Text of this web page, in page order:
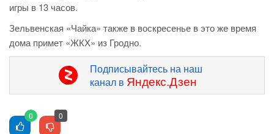
игры в 13 часов.
Зельвенская «Чайка» также в воскресенье в это же время
дома примет «ЖКХ» из Гродно.
Подписывайтесь на наш
канал в Яндекс.Дзен
0 0